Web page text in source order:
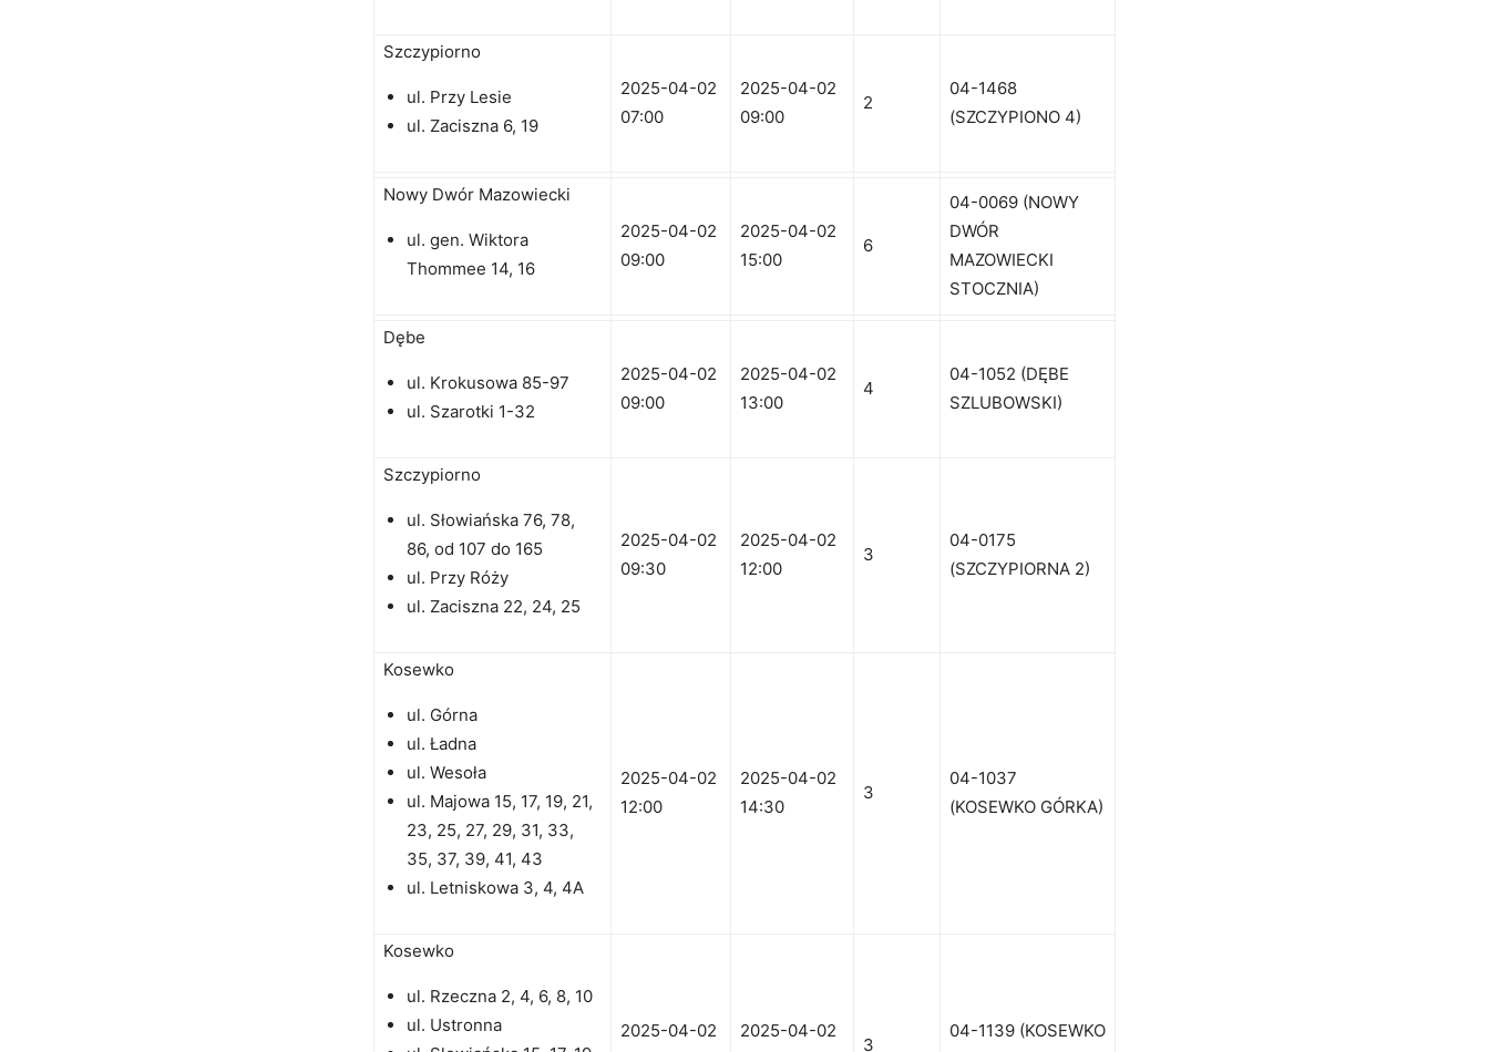
Szczypiorno
ul. Przy Lesie
ul. Zaciszna 6, 19
2025-04-02
07:00
2025-04-02
09:00
2
04-1468
(SZCZYPIONO 4)
Nowy Dwór Mazowiecki
ul. gen. Wiktora
Thommee 14, 16
2025-04-02
09:00
2025-04-02
15:00
6
04-0069 (NOWY
DWÓR
MAZOWIECKI
STOCZNIA)
Dębe
ul. Krokusowa 85-97
ul. Szarotki 1-32
2025-04-02
09:00
2025-04-02
13:00
4
04-1052 (DĘBE
SZLUBOWSKI)
Szczypiorno
ul. Słowiańska 76, 78,
86, od 107 do 165
ul. Przy Róży
ul. Zaciszna 22, 24, 25
2025-04-02
09:30
2025-04-02
12:00
3
04-0175
(SZCZYPIORNA 2)
Kosewko
ul. Górna
ul. Ładna
ul. Wesoła
ul. Majowa 15, 17, 19, 21,
23, 25, 27, 29, 31, 33,
35, 37, 39, 41, 43
ul. Letniskowa 3, 4, 4A
2025-04-02
12:00
2025-04-02
14:30
3
04-1037
(KOSEWKO GÓRKA)
Kosewko
ul. Rzeczna 2, 4, 6, 8, 10
ul. Ustronna
2025-04-02
2025-04-02
3
04-1139 (KOSEWKO